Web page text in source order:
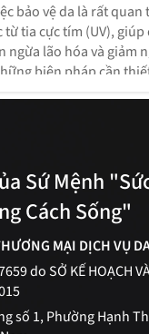
bảo vệ da là rất
tia cực tím (UV),
ngừa lão hóa và giảm
biện pháp cần
Sứ Mệnh
Cách Sống"
MẠI DỊCH VỤ
do SỞ KẾ HOẠCH
số 1, Phường Hạnh